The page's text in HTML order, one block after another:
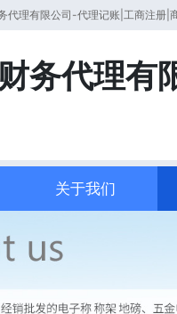
代理有限公司-代理记账|工商注册|
务代理
关于我们